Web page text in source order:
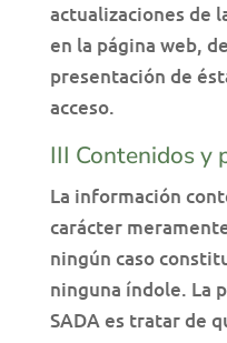
actualizaciones de
en la página web,
presentación de
acceso.
III Contenidos y
La información
carácter
ningún caso
ninguna índole. La
SADA es tratar de